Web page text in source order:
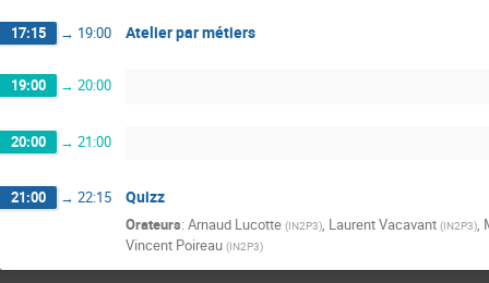
17:15 → 19:00 Atelier par métiers
19:00 → 20:00
20:00 → 21:00
21:00 → 22:15 Quizz
Orateurs: Arnaud Lucotte (IN2P3), Laurent Vacavant (IN2P3),
Vincent Poireau (IN2P3)